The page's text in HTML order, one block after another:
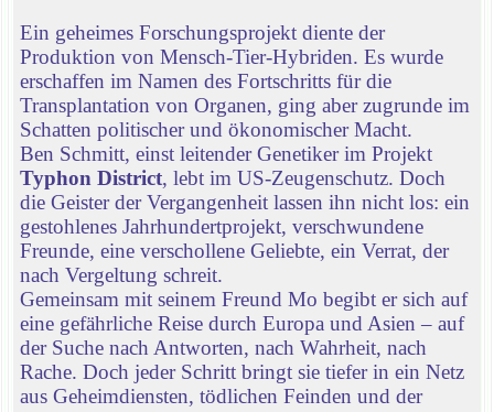
Ein geheimes Forschungsprojekt diente der
Produktion von Mensch-Tier-Hybriden. Es wurde
erschaffen im Namen des Fortschritts für die
Transplantation von Organen, ging aber zugrunde im
Schatten politischer und ökonomischer Macht.
Ben Schmitt, einst leitender Genetiker im Projekt
Typhon District, lebt im US-Zeugenschutz. Doch
die Geister der Vergangenheit lassen ihn nicht los: ein
gestohlenes Jahrhundertprojekt, verschwundene
Freunde, eine verschollene Geliebte, ein Verrat, der
nach Vergeltung schreit.
Gemeinsam mit seinem Freund Mo begibt er sich auf
eine gefährliche Reise durch Europa und Asien – auf
der Suche nach Antworten, nach Wahrheit, nach
Rache. Doch jeder Schritt bringt sie tiefer in ein Netz
aus Geheimdiensten, tödlichen Feinden und der